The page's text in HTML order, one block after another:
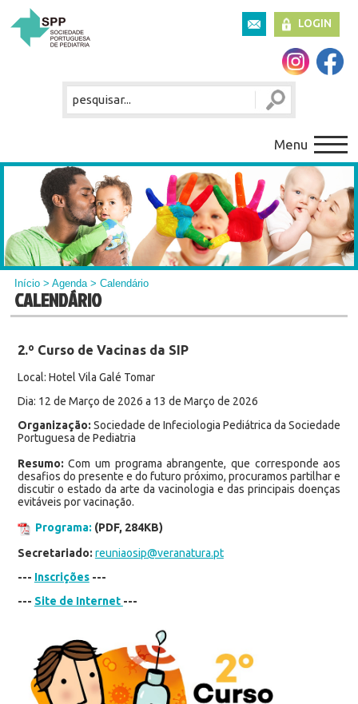
LOGIN
Menu
Início >Agenda> Calendário
CALENDÁRIO
2.º Curso de Vacinas da SIP
Local: Hotel Vila Galé Tomar
Dia: 12 de Março de 2026 a 13 de Março de 2026
Organização: Sociedade de Infeciologia Pediátrica da Sociedade
Portuguesa de Pediatria
Resumo: Com um programa abrangente, que corresponde aos
desafios do presente e do futuro próximo, procuramos partilhar e
discutir o estado da arte da vacinologia e das principais doenças
evitáveis por vacinação.
Programa: (PDF, 284KB)
Secretariado: reuniaosip@veranatura.pt
--- Inscrições---
--- Site de Internet ---